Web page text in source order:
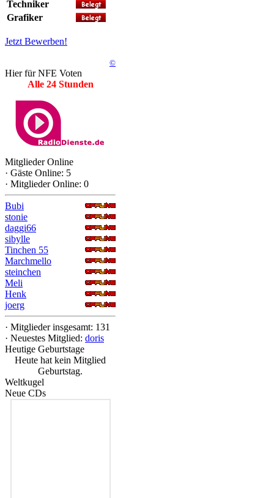
Techniker
Grafiker
Jetzt Bewerben!
©
Hier für NFE Voten
Alle 24 Stunden
Mitglieder Online
· Gäste Online: 5
· Mitglieder Online: 0
Bubi
stonie
daggi66
sibylle
Tinchen 55
Marchmello
steinchen
Meli
Henk
joerg
· Mitglieder insgesamt: 131
· Neuestes Mitglied: doris
Heutige Geburtstage
Heute hat kein Mitglied
Geburtstag.
Weltkugel
Neue CDs